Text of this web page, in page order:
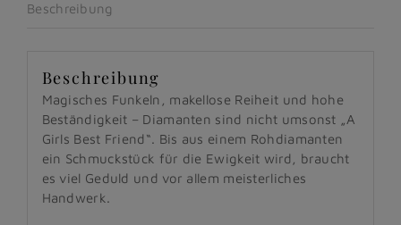
Beschreibung
Beschreibung
Magisches Funkeln, makellose Reiheit und hohe
Beständigkeit – Diamanten sind nicht umsonst „A
Girls Best Friend“. Bis aus einem Rohdiamanten
ein Schmuckstück für die Ewigkeit wird, braucht
es viel Geduld und vor allem meisterliches
Handwerk.